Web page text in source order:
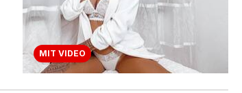
MIT VIDEO